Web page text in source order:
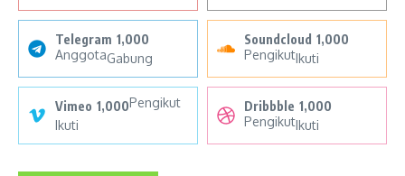
Telegram 1,000
AnggotaGabung
Soundcloud 1,000
PengikutIkuti
Vimeo 1,000Pengikut
Ikuti
Dribbble 1,000
PengikutIkuti